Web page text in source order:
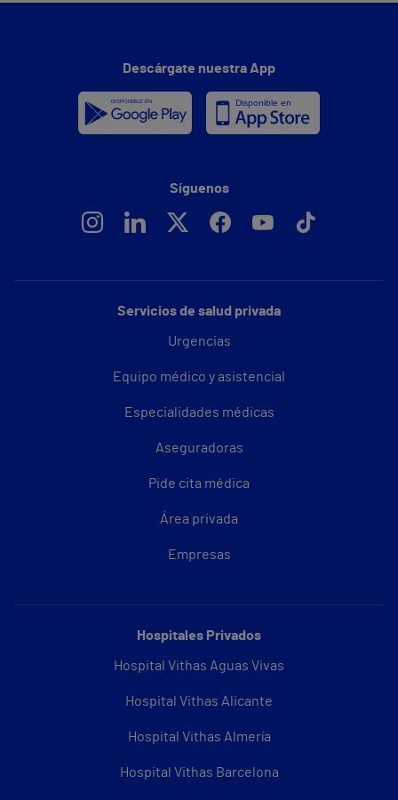
Servicios de salud privada
Urgencias
Equipo médico y asistencial
Especialidades médicas
Aseguradoras
Pide cita médica
Área privada
Empresas
Hospitales Privados
Hospital Vithas Aguas Vivas
Hospital Vithas Alicante
Hospital Vithas Almería
Hospital Vithas Barcelona
Descárgate nuestra App
Síguenos